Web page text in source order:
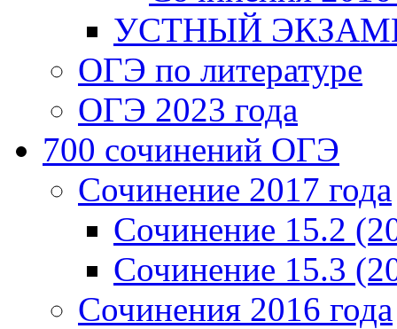
УСТНЫЙ
ОГЭ по литературе
ОГЭ 2023 года
700 cочинений ОГЭ
Сочинение 2017 года
Сочинение 15.2
Сочинение 15.3
Сочинения 2016 года